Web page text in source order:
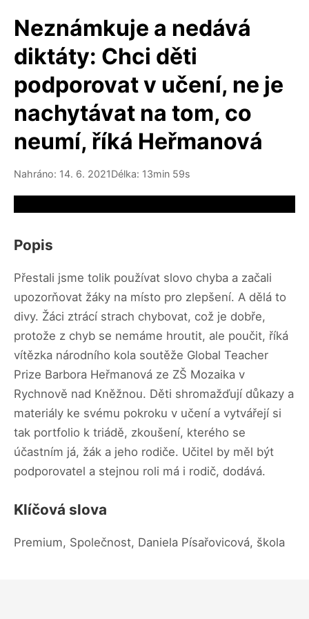
Neznámkuje a nedává
diktáty: Chci děti
podporovat v učení, ne je
nachytávat na tom, co
neumí, říká Heřmanová
Nahráno: 14. 6. 2021Délka: 13min 59s
Popis
Přestali jsme tolik používat slovo chyba a začali
upozorňovat žáky na místo pro zlepšení. A dělá to
divy. Žáci ztrácí strach chybovat, což je dobře,
protože z chyb se nemáme hroutit, ale poučit, říká
vítězka národního kola soutěže Global Teacher
Prize Barbora Heřmanová ze ZŠ Mozaika v
Rychnově nad Kněžnou. Děti shromažďují důkazy a
materiály ke svému pokroku v učení a vytvářejí si
tak portfolio k triádě, zkoušení, kterého se
účastním já, žák a jeho rodiče. Učitel by měl být
podporovatel a stejnou roli má i rodič, dodává.
Klíčová slova
Premium, Společnost, Daniela Písařovicová, škola